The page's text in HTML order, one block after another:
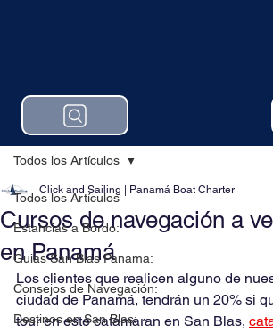
Todos los Artículos
Estancias a Bordo:
Guias San Blas Panama:
Consejos de Navegación:
Destinos en San Blas:
Todos los Artículos
Cursos de navegación a
en Panamá
Click and Sailing | Panamá Boat Charter
Los clientes que realicen alguno de
ciudad de Panamá, tendrán un 20% si
tour en este catamaran en San Blas,